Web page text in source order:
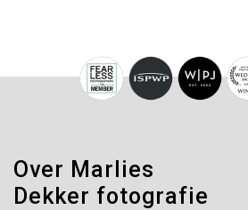
Over Marlies
Dekker fotografie